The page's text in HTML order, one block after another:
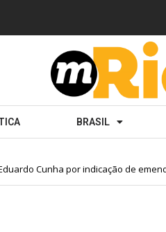
BRASIL
Cunha por indicação de emendas